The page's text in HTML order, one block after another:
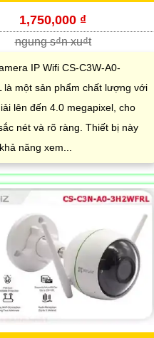
1,750,000 ₫
ngung s₫n xu₫t
IP Wifi CS-C3W-A0-
là một sản phẩm chất lượng với
lên đến 4.0 megapixel, cho
nét và rõ ràng. Thiết bị này
năng xem...